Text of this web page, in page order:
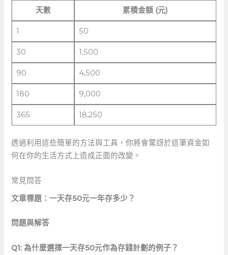
天數 累積金額 (元)
1 50
30 1,500
90 4,500
180 9,000
365 18,250
透過利用這些簡單的方法與工具，你將會驚訝於這筆資金如
何在你的生活方式上造成正面的改變。
常見問答
文章標題：一天存50元一年存多少？
問題與解答
Q1: 為什麼選擇一天存50元作為存錢計劃的例子？